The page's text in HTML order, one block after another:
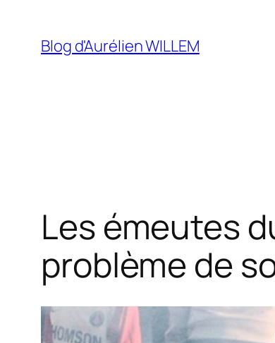
contenu
Blog d'Aurélien WILLEM
Les émeutes
problème de